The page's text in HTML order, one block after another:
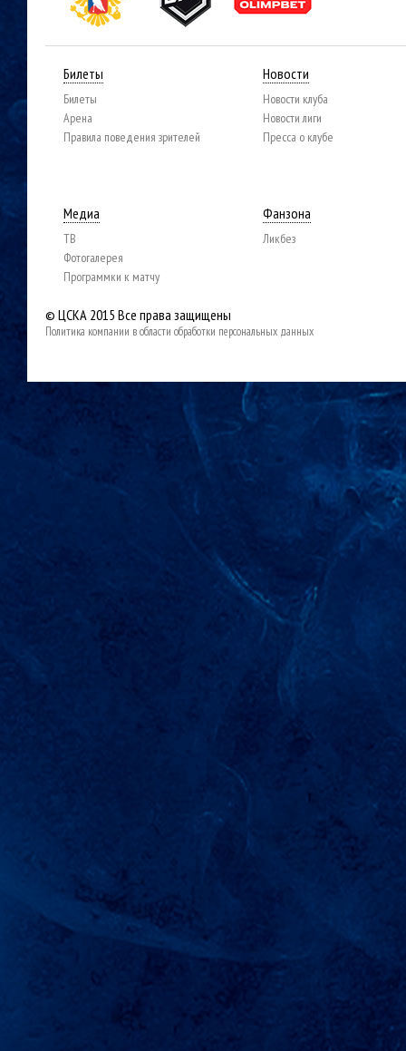
Билеты
Билеты
Арена
Правила поведения зрителей
Новости
Новости клуба
Новости лиги
Пресса о клубе
Медиа
ТВ
Фотогалерея
Программки к матчу
Фанзона
Ликбез
© ЦСКА 2015 Все права защищены
Политика компании в области обработки персональных данных